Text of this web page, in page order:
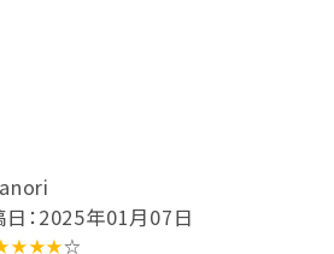
日：2025年01月07日
☆